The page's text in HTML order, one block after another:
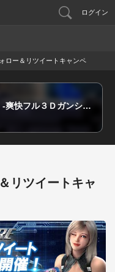
ログイン
ロー＆リツイートキャンペ
GUNFIRE(ガンファイア）-爽快フル３Ｄガンシューティング
リツイートキャ